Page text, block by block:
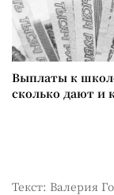
Выплаты к
сколько дают и
Текст: Валерия